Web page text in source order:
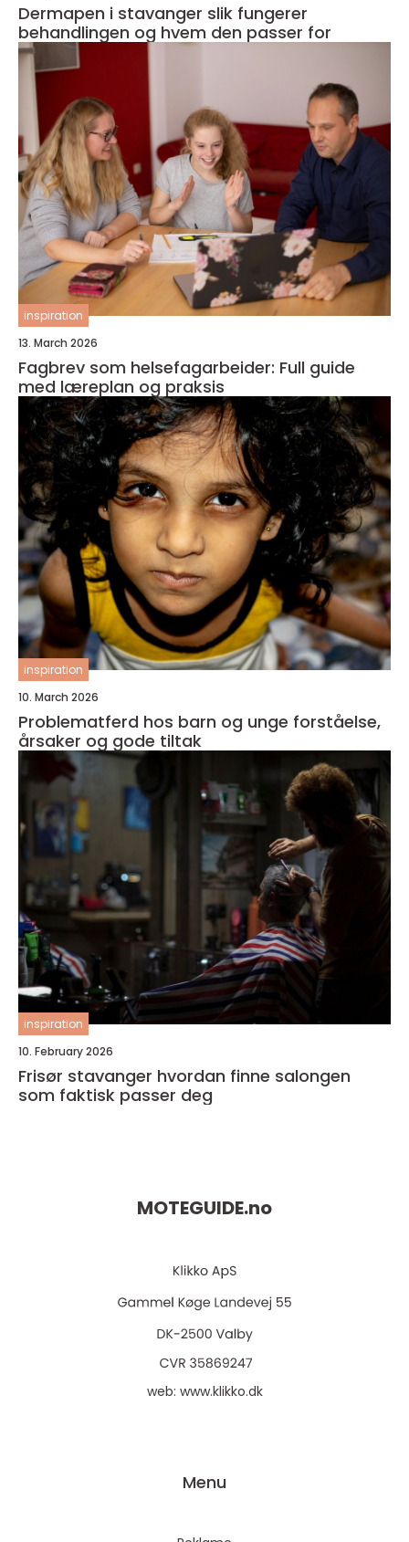
Dermapen i stavanger slik fungerer
behandlingen og hvem den passer for
inspiration
13. March 2026
Fagbrev som helsefagarbeider: Full guide
med læreplan og praksis
inspiration
10. March 2026
Problematferd hos barn og unge forståelse,
årsaker og gode tiltak
inspiration
10. February 2026
Frisør stavanger hvordan finne salongen
som faktisk passer deg
MOTEGUIDE.no
web: www.klikko.dk
Menu